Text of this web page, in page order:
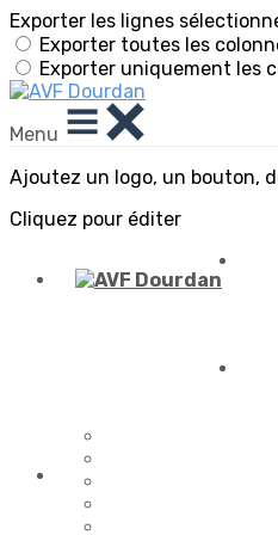
Exporter les lignes
Exporter toutes les
Exporter uniquement les
Menu
Ajoutez un logo, un bouton,
Cliquez pour éditer